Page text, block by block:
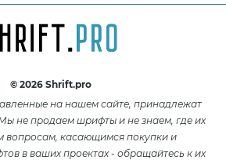
© 2026 Shrift.pro
на нашем сайте, принадлежат
не продаем шрифты и не знаем, где их
вопросам, касающимся покупки и
в ваших проектах - обращайтесь к их